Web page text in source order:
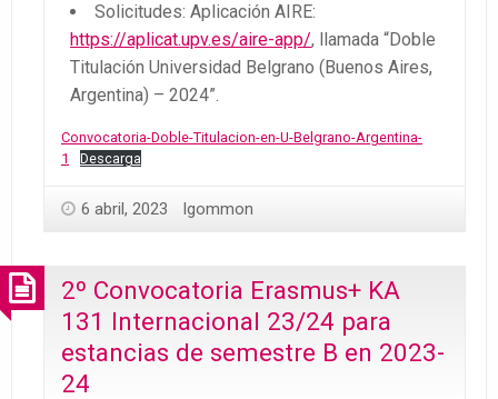
Solicitudes: Aplicación AIRE:
https://aplicat.upv.es/aire-app/, llamada “Doble
Titulación Universidad Belgrano (Buenos Aires,
Argentina) – 2024”.
Convocatoria-Doble-Titulacion-en-U-Belgrano-Argentina-
1
Descarga
6 abril, 2023 lgommon
2º Convocatoria Erasmus+ KA
131 Internacional 23/24 para
estancias de semestre B en 2023-
24